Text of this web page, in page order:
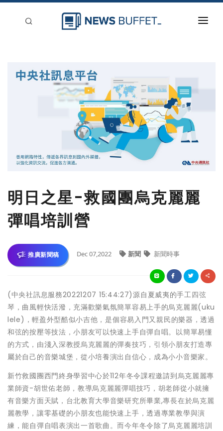
明日之星-救國團烏克麗麗
彈唱培訓營
推廣新聞稿 Dec 07,2022 新聞 新聞時事
(中央社訊息服務20221207 15:44:27)源自夏威夷的手工四弦
琴，曲風輕快活潑，充滿歡樂氣氛簡單容易上手的烏克麗麗(uku
lele)，輕盈外型酷似小吉他，是個容易入門又親民的樂器，透過
和弦的按壓等技法，小朋友可以快速上手自彈自唱。以簡單易懂
的方式，由淺入深教授烏克麗麗的彈奏技巧，引領小朋友打造專
屬於自己的音樂城堡，從小培養演出自信心，成為小小音樂家。
新竹救國團西門終身學習中心於112年冬令課程邀請到烏克麗麗專
業師資-胡世佑老師，教導烏克麗麗彈唱技巧，胡老師從小就擁
有音樂方面天賦，台北教育大學音樂研究所畢業,專長在於烏克麗
麗教學，讓零基礎的小朋友也能快速上手，透過專業教學與演
練，能自彈自唱表演出一首歌曲。而今年冬令除了烏克麗麗培訓